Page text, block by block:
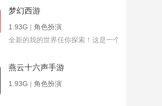
梦幻西游
1.93G | 角色扮演
全新的我的世界任你探索！这是一个小提示字段。
燕云十六声手游
1.93G | 角色扮演